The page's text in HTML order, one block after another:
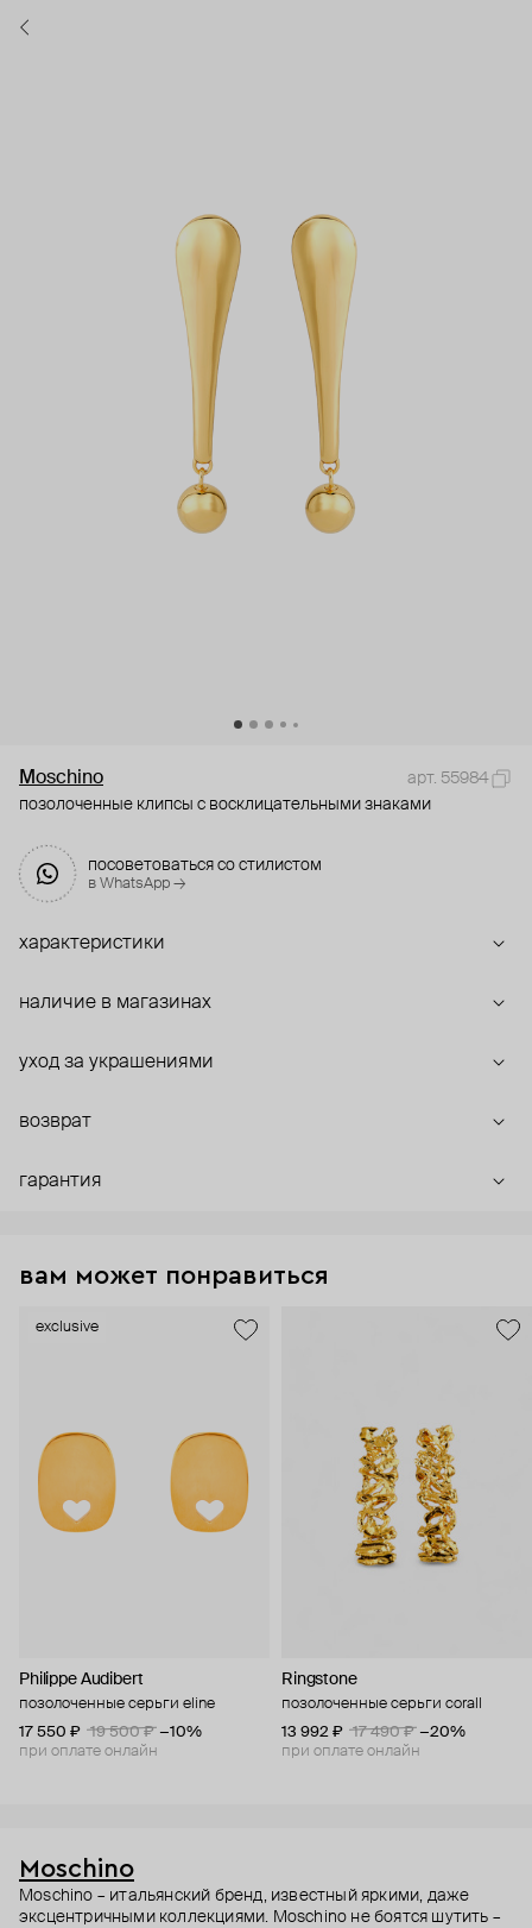
Moschino
арт. 55984
позолоченные клипсы с восклицательными знаками
посоветоваться со стилистом
в WhatsApp →
характеристики
наличие в магазинах
уход за украшениями
возврат
гарантия
вам может понравиться
exclusive
Philippe Audibert
позолоченные серьги eline
17 550 ₽
19 500 ₽ −10%
при оплате онлайн
Ringstone
позолоченные серьги corall
13 992 ₽
17 490 ₽ −20%
при оплате онлайн
Moschino
Moschino – итальянский бренд, известный яркими, даже
эксцентричными коллекциями. Moschino не боятся шутить –